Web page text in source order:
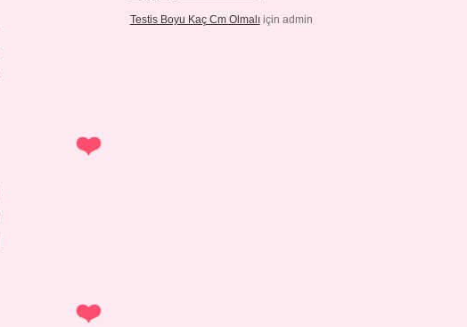
Testis Boyu Kaç Cm Olmalıiçin admin